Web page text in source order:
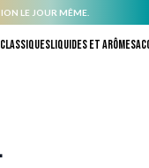
LE JOUR MÊME.
Liquides et arômes